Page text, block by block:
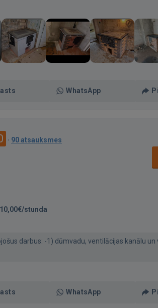
WhatsApp
· 90 atsauksmes
10,00€/stunda
darbus: -1) dūmvadu, ventilācijas kanālu un
WhatsApp